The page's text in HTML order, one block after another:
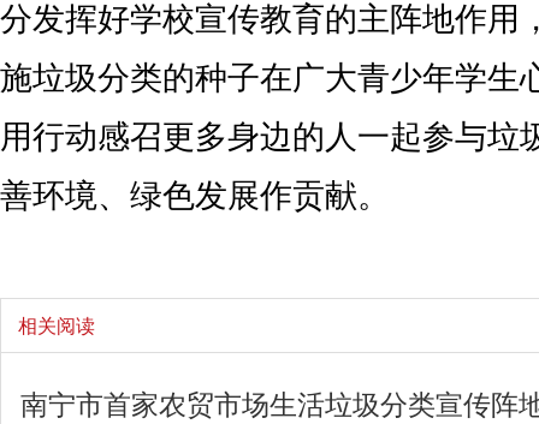
分发挥好学校宣传教育的主阵地作用
施垃圾分类的种子在广大青少年学生
用行动感召更多身边的人一起参与垃
善环境、绿色发展作贡献。
相关阅读
南宁市首家农贸市场生活垃圾分类宣传阵